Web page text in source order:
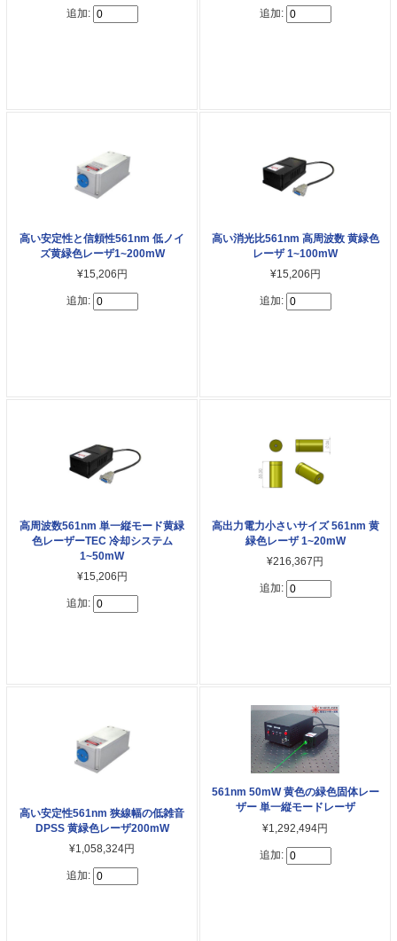
追加: 追加:
高い安定性と信頼性561nm 低ノイ
ズ黄緑色レーザ1~200mW
¥15,206円
追加:
高い消光比561nm 高周波数 黄緑色
レーザ 1~100mW
¥15,206円
追加:
高周波数561nm 単一縦モード黄緑
色レーザーTEC 冷却システム
1~50mW
¥15,206円
追加:
高出力電力小さいサイズ 561nm 黄
緑色レーザ 1~20mW
¥216,367円
追加:
高い安定性561nm 狭線幅の低雑音
DPSS 黄緑色レーザ200mW
¥1,058,324円
追加:
561nm 50mW 黄色の緑色固体レー
ザー 単一縦モードレーザ
¥1,292,494円
追加: